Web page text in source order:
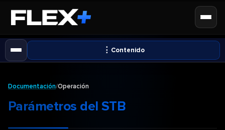
⋮ Contenido
Documentación/Operación
Parámetros del STB